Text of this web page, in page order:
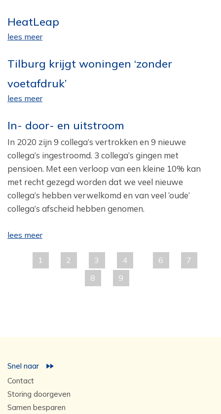
HeatLeap
lees meer
Tilburg krijgt woningen ‘zonder
voetafdruk’
lees meer
In- door- en uitstroom
In 2020 zijn 9 collega’s vertrokken en 9 nieuwe
collega’s ingestroomd. 3 collega’s gingen met
pensioen. Met een verloop van een kleine 10% kan
met recht gezegd worden dat we veel nieuwe
collega’s hebben verwelkomd en van veel ‘oude’
collega’s afscheid hebben genomen.
lees meer
1 2 3 4 6
7
8
9
Snel naar
Contact
Storing doorgeven
Samen besparen